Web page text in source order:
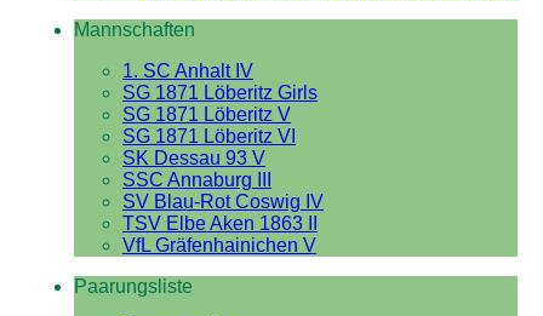
Mannschaften
1. SC Anhalt IV
SG 1871 Löberitz Girls
SG 1871 Löberitz V
SG 1871 Löberitz VI
SK Dessau 93 V
SSC Annaburg III
SV Blau-Rot Coswig IV
TSV Elbe Aken 1863 II
VfL Gräfenhainichen V
Paarungsliste